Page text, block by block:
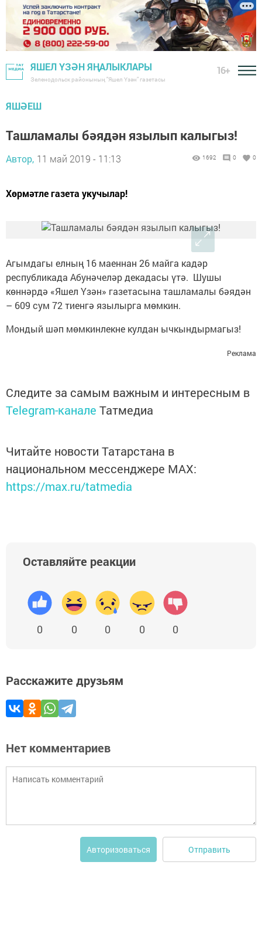
ЯШЕЛ ҮЗӘН ЯҢАЛЫКЛАРЫ
Зеленодольск районының "Яшел Үзән" газетасы
16+
ЯШӘЕШ
Ташламалы бәядән язылып калыгыз!
Автор, 11 май 2019 - 11:13 1692 0 0
Хөрмәтле газета укучылар!
Агымдагы елның 16 маеннан 26 майга кадәр
республикада Абунәчеләр декадасы үтә. Шушы
көннәрдә «Яшел Үзән» газетасына ташламалы бәядән
– 609 сум 72 тиенгә язылырга мөмкин.
Мондый шәп мөмкинлекне кулдан ычкындырмагыз!
Реклама
Следите за самым важным и интересным в
Telegram-канале Татмедиа
Читайте новости Татарстана в
национальном мессенджере MАХ:
https://max.ru/tatmedia
Оставляйте реакции
0 0 0 0 0
Расскажите друзьям
Нет комментариев
Авторизоваться Отправить